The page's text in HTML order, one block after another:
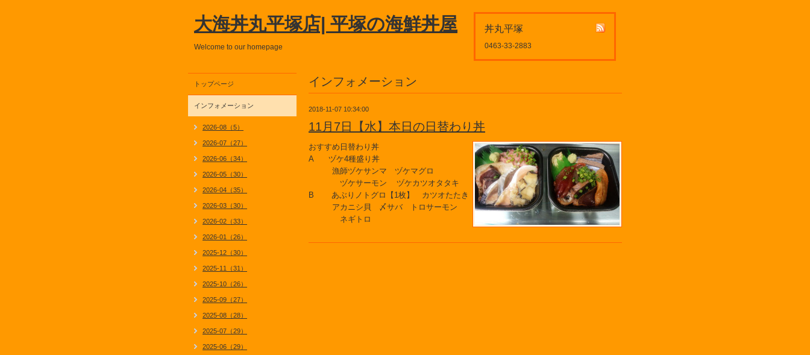
丼丸平塚
0463-33-2883
大海丼丸平塚店| 平塚の海鮮丼屋
Welcome to our homepage
インフォメーション
2018-11-07 10:34:00
11月7日【水】本日の日替わり丼
おすすめ日替わり丼
A ヅケ4種盛り丼
漁師ヅケサンマ ヅケマグロ
ヅケサーモン ヅケカツオタタキ
B あぶりノトグロ【1枚】 カツオたたき
アカニシ貝 〆サバ トロサーモン
ネギトロ
トップページ
インフォメーション
2026-08（5）
2026-07（27）
2026-06（34）
2026-05（30）
2026-04（35）
2026-03（30）
2026-02（33）
2026-01（26）
2025-12（30）
2025-11（31）
2025-10（26）
2025-09（27）
2025-08（28）
2025-07（29）
2025-06（29）